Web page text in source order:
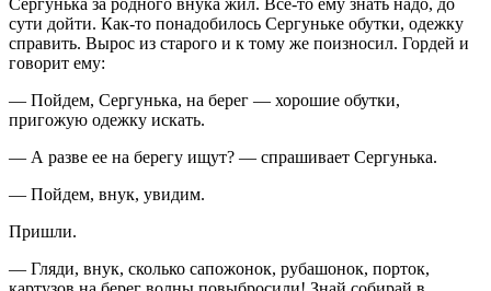
сути дойти. Как-то понадобилось Сергуньке обутки, одежку
справить. Вырос из старого и к тому же поизносил. Гордей и
говорит ему:
— Пойдем, Сергунька, на берег — хорошие обутки,
пригожую одежку искать.
— А разве ее на берегу ищут? — спрашивает Сергунька.
— Пойдем, внук, увидим.
Пришли.
— Гляди, внук, сколько сапожонок, рубашонок, порток,